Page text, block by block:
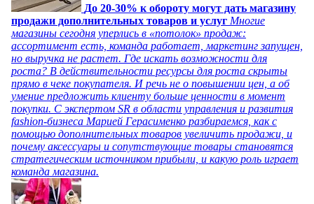
До 20-30% к обороту могут дать магазину
продажи дополнительных товаров и услуг Многие
магазины сегодня уперлись в «потолок» продаж:
ассортимент есть, команда работает, маркетинг запущен,
но выручка не растет. Где искать возможности для
роста? В действительности ресурсы для роста скрыты
прямо в чеке покупателя. И речь не о повышении цен, а об
умение предложить клиенту больше ценности в момент
покупки. С экспертом SR в области управления и развития
fashion-бизнеса Марией Герасименко разбираемся, как с
помощью дополнительных товаров увеличить продажи, и
почему аксессуары и сопутствующие товары становятся
стратегическим источником прибыли, и какую роль играет
команда магазина.